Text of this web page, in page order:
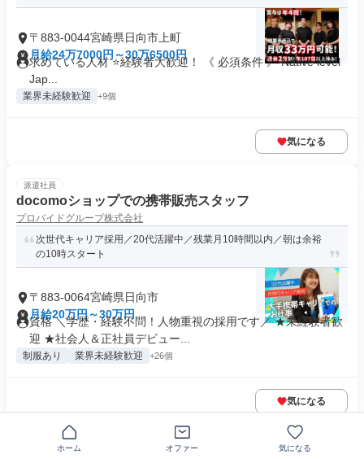
〒883-0044宮崎県日向市上町
月給24万7000円～30万6500円
求めている人材 ⭐経験者大歓迎！ 《 必須条件 》 Native level
Jap...
業界未経験歓迎 +9個
気になる
派遣社員
docomoショップでの携帯販売スタッフ
プロバイドグループ株式会社
次世代キャリア採用／20代活躍中／残業月10時間以内／朝は余裕
の10時スタート
〒883-0064宮崎県日向市
月給20万円～30万円
資格 ＼学歴・経験不問！人物重視の採用です／ ★未経験者歓
迎 ★社会人＆正社員デビュー...
制服あり 業界未経験歓迎 +26個
気になる
ホーム オファー 気になる